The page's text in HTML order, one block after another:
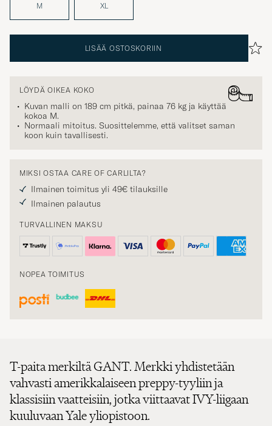
M XL
LISÄÄ OSTOSKORIIN
LÖYDÄ OIKEA KOKO
Kuvan malli on 189 cm pitkä, painaa 76 kg ja käyttää
kokoa M.
Normaali mitoitus. Suosittelemme, että valitset saman
koon kuin tavallisesti.
MIKSI OSTAA CARE OF CARLILTA?
Ilmainen toimitus yli 49€ tilauksille
Ilmainen palautus
TURVALLINEN MAKSU
NOPEA TOIMITUS
T-paita merkiltä GANT. Merkki yhdistetään
vahvasti amerikkalaiseen preppy-tyyliin ja
klassisiin vaatteisiin, jotka viittaavat IVY-liigaan
kuuluvaan Yale yliopistoon.